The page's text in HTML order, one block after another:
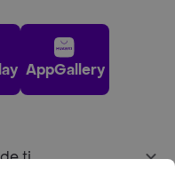
AppGallery
ti